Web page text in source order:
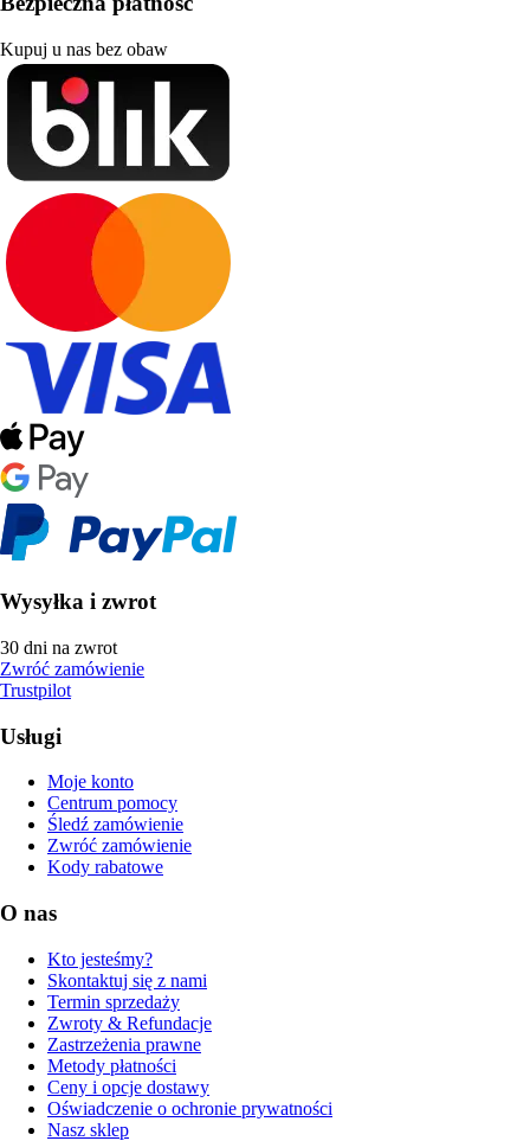
Kupuj u nas bez obaw
Wysyłka i zwrot
30 dni na zwrot
Zwróć zamówienie
Trustpilot
Usługi
Moje konto
Centrum pomocy
Śledź zamówienie
Zwróć zamówienie
Kody rabatowe
O nas
Kto jesteśmy?
Skontaktuj się z nami
Termin sprzedaży
Zwroty & Refundacje
Zastrzeżenia prawne
Metody płatności
Ceny i opcje dostawy
Oświadczenie o ochronie prywatności
Nasz sklep